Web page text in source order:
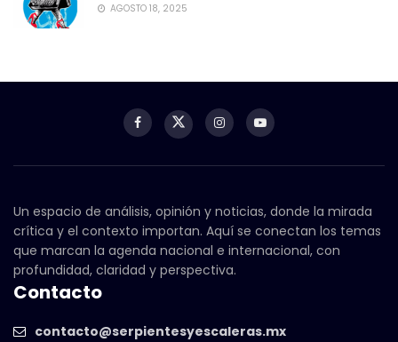
AGOSTO 18, 2025
Un espacio de análisis, opinión y noticias, donde la mirada
crítica y el contexto importan. Aquí se conectan los temas
que marcan la agenda nacional e internacional, con
profundidad, claridad y perspectiva.
Contacto
contacto@serpientesyescaleras.mx